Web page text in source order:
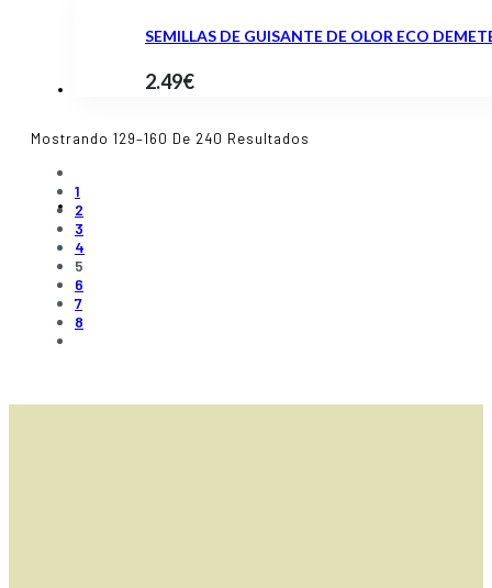
SEMILLAS DE GUISANTE DE OLOR ECO
2.49€
Mostrando 129–160 De 240 Resultados
1
2
3
4
5
6
7
8